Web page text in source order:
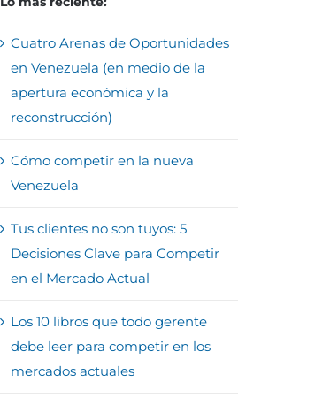
Cuatro Arenas de Oportunidades
en Venezuela (en medio de la
apertura económica y la
reconstrucción)
Cómo competir en la nueva
Venezuela
Tus clientes no son tuyos: 5
Decisiones Clave para Competir
en el Mercado Actual
Los 10 libros que todo gerente
debe leer para competir en los
mercados actuales